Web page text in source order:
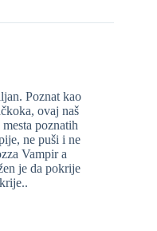
Poznat kao
ovaj naš
poznatih
ne puši i ne
Vampir a
je da pokrije